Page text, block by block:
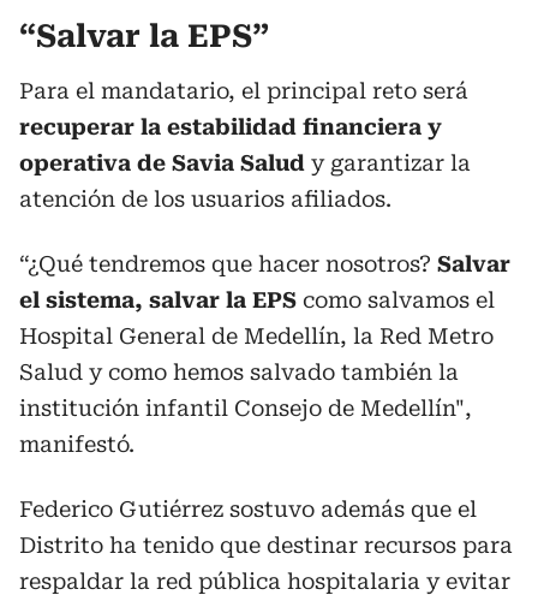
“Salvar la EPS”
Para el mandatario, el principal reto será
recuperar la estabilidad financiera y
operativa de Savia Salud y garantizar la
atención de los usuarios afiliados.
“¿Qué tendremos que hacer nosotros? Salvar
el sistema, salvar la EPS como salvamos el
Hospital General de Medellín, la Red Metro
Salud y como hemos salvado también la
institución infantil Consejo de Medellín",
manifestó.
Federico Gutiérrez sostuvo además que el
Distrito ha tenido que destinar recursos para
respaldar la red pública hospitalaria y evitar